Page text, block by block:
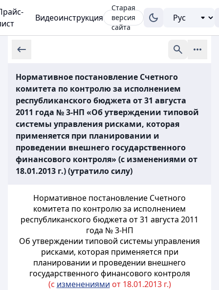
Видеоинструкция
Старая
версия
сайта
Нормативное постановление Счетного
комитета по контролю за исполнением
республиканского бюджета от 31 августа
2011 года № 3-НП «Об утверждении типовой
системы управления рисками, которая
применяется при планировании и
проведении внешнего государственного
финансового контроля» (с изменениями от
18.01.2013 г.) (утратило силу)
Нормативное постановление Счетного
комитета по контролю за исполнением
республиканского бюджета от 31 августа 2011
года № 3-НП
Об утверждении типовой системы управления
рисками, которая применяется при
планировании и проведении внешнего
государственного финансового контроля
(с изменениями от 18.01.2013 г.)